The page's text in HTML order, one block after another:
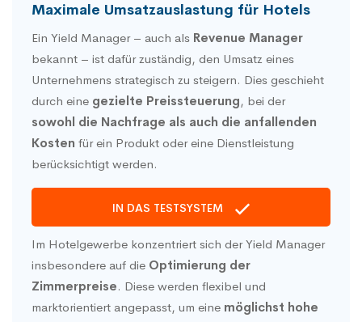
Maximale Umsatzauslastung für Hotels
Ein Yield Manager – auch als Revenue Manager
bekannt – ist dafür zuständig, den Umsatz eines
Unternehmens strategisch zu steigern. Dies geschieht
durch eine gezielte Preissteuerung, bei der
sowohl die Nachfrage als auch die anfallenden
Kosten für ein Produkt oder eine Dienstleistung
berücksichtigt werden.
IN DAS TESTSYSTEM
Im Hotelgewerbe konzentriert sich der Yield Manager
insbesondere auf die Optimierung der
Zimmerpreise. Diese werden flexibel und
marktorientiert angepasst, um eine möglichst hohe